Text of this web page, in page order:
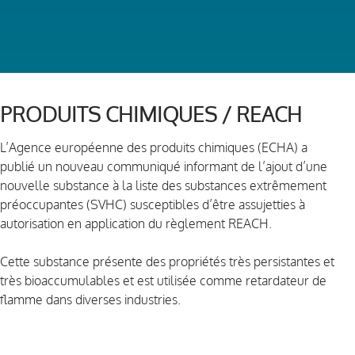
PRODUITS CHIMIQUES / REACH
L’Agence européenne des produits chimiques (ECHA) a
publié un nouveau communiqué informant de l’ajout d’une
nouvelle substance à la liste des substances extrêmement
préoccupantes (SVHC) susceptibles d’être assujetties à
autorisation en application du règlement REACH.
Cette substance présente des propriétés très persistantes et
très bioaccumulables et est utilisée comme retardateur de
flamme dans diverses industries.